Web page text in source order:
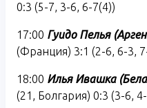
0:3 (5-7, 3-6, 6-7(4))
17:00 Гуидо Пелья
(Франция) 3:1 (2-6, 6-3,
18:00 Илья Ивашка
(21, Болгария) 0:3 (3-6,